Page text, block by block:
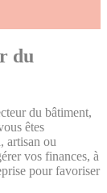
du
du bâtiment,
êtes
artisan ou
vos finances, à
pour favoriser